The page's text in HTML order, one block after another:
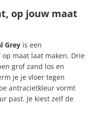
op jouw maat
Grey is een
maat laat maken. Drie
grof zand los en
je je vloer tegen
antracietkleur vormt
past. Je kiest zelf de